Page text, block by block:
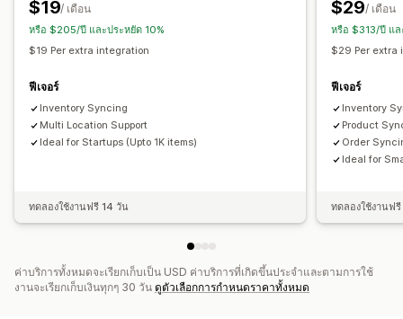
$19/ เดือน
หรือ $205/ปี และประหยัด 10%
$19 Per extra integration
ฟีเจอร์
Inventory Syncing
Multi Location Support
Ideal for Startups (Upto 1K items)
ทดลองใช้งานฟรี 14 วัน
$29/ เดือน
หรือ $313/ปี แล
$29 Per extra
ฟีเจอร์
Inventory
Product
Order
Ideal for
ทดลองใช้งานฟ
ค่าบริการทั้งหมดจะเรียกเก็บเป็น USD ค่าบริการที่เกิดขึ้นประจำและตามการใช้
งานจะเรียกเก็บเงินทุกๆ 30 วัน ดูตัวเลือกการกำหนดราคาทั้งหมด